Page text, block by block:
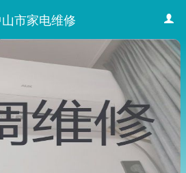
山市家电维修